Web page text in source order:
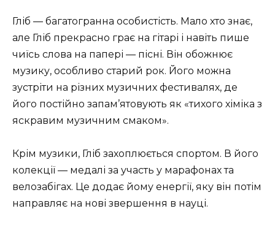
Гліб — багатогранна особистість. Мало хто знає,
але Гліб прекрасно грає на гітарі і навіть пише
чиїсь слова на папері — пісні. Він обожнює
музику, особливо старий рок. Його можна
зустріти на різних музичних фестивалях, де
його постійно запам’ятовують як «тихого хіміка з
яскравим музичним смаком».
Крім музики, Гліб захоплюється спортом. В його
колекції — медалі за участь у марафонах та
велозабігах. Це додає йому енергії, яку він потім
направляє на нові звершення в науці.